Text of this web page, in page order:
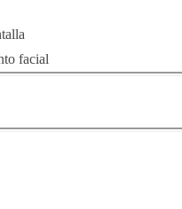
facial